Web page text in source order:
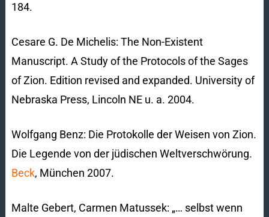
184.
Cesare G. De Michelis: The Non-Existent
Manuscript. A Study of the Protocols of the Sages
of Zion. Edition revised and expanded. University of
Nebraska Press, Lincoln NE u. a. 2004.
Wolfgang Benz: Die Protokolle der Weisen von Zion.
Die Legende von der jüdischen Weltverschwörung.
Beck, München 2007.
Malte Gebert, Carmen Matussek: „… selbst wenn